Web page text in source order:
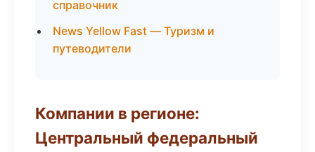
справочник
News Yellow Fast — Туризм и
путеводители
Компании в регионе:
Центральный федеральный